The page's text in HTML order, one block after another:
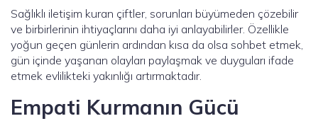
Sağlıklı iletişim kuran çiftler, sorunları büyümeden çözebilir
ve birbirlerinin ihtiyaçlarını daha iyi anlayabilirler. Özellikle
yoğun geçen günlerin ardından kısa da olsa sohbet etmek,
gün içinde yaşanan olayları paylaşmak ve duyguları ifade
etmek evlilikteki yakınlığı artırmaktadır.
Empati Kurmanın Gücü